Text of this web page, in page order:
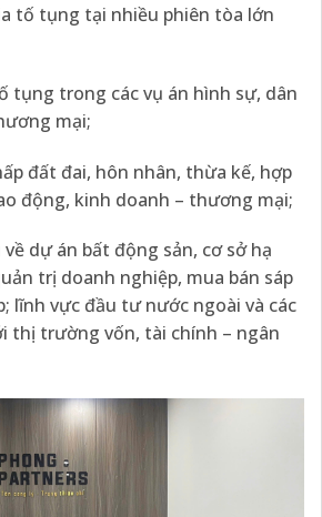
tố tụng tại nhiều phiên tòa lớn
tụng trong các vụ án hình sự, dân
mại;
đất đai, hôn nhân, thừa kế, hợp
động, kinh doanh – thương mại;
dự án bất động sản, cơ sở hạ
trị doanh nghiệp, mua bán sáp
lĩnh vực đầu tư nước ngoài và các
thị trường vốn, tài chính – ngân